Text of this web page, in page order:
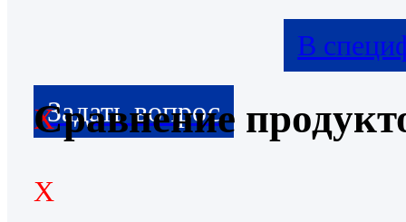
В
Сравнение